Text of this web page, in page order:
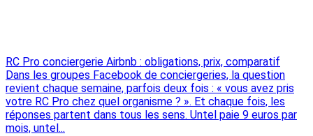
RC Pro conciergerie Airbnb : obligations, prix, comparatif
Dans les groupes Facebook de conciergeries, la question
revient chaque semaine, parfois deux fois : « vous avez pris
votre RC Pro chez quel organisme ? ». Et chaque fois, les
réponses partent dans tous les sens. Untel paie 9 euros par
mois, untel...